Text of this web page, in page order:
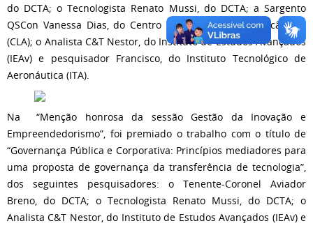
do DCTA; o Tecnologista Renato Mussi, do DCTA; a Sargento
QSCon Vanessa Dias, do Centro de Lançamento de Alcântara
(CLA); o Analista C&T Nestor, do Instituto de Estudos Avançados
(IEAv) e pesquisador Francisco, do Instituto Tecnológico de
Aeronáutica (ITA).
Na “Menção honrosa da sessão Gestão da Inovação e
Empreendedorismo”, foi premiado o trabalho com o título de
“Governança Pública e Corporativa: Princípios mediadores para
uma proposta de governança da transferência de tecnologia”,
dos seguintes pesquisadores: o Tenente-Coronel Aviador
Breno, do DCTA; o Tecnologista Renato Mussi, do DCTA; o
Analista C&T Nestor, do Instituto de Estudos Avançados (IEAv) e